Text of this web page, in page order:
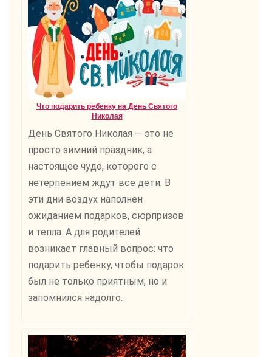
Что подарить ребенку на День Святого
Николая
День Святого Николая — это не
просто зимний праздник, а
настоящее чудо, которого с
нетерпением ждут все дети. В
эти дни воздух наполнен
ожиданием подарков, сюрпризов
и тепла. А для родителей
возникает главный вопрос: что
подарить ребенку, чтобы подарок
был не только приятным, но и
запомнился надолго.